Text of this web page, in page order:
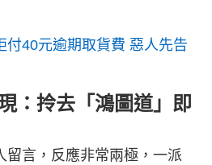
付40元逾期取貨費 惡人先告
：拎去「鴻圖道」即
留言，反應非常兩極，一派